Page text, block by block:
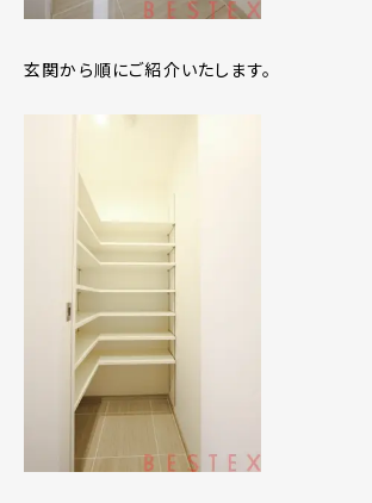
玄関から順にご紹介いたします。